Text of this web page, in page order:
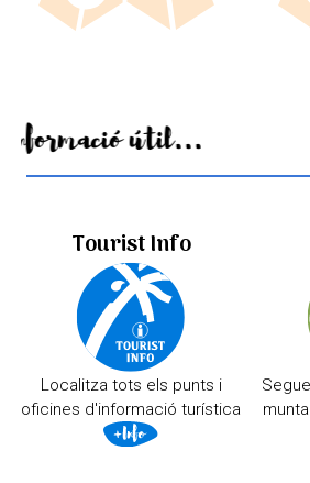
Informació útil...
Tourist Info
Localitza tots els punts i
oficines d'informació turística